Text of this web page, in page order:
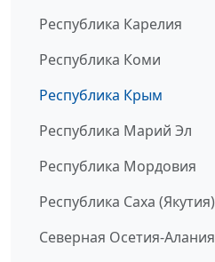
Республика Карелия
Республика Коми
Республика Крым
Республика Марий Эл
Республика Мордовия
Республика Саха (Якутия)
Северная Осетия-Алания